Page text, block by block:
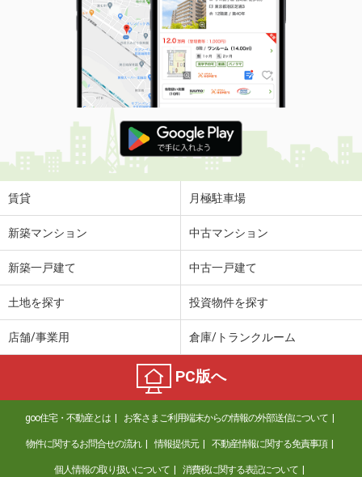
価 格
7.20万円
住 所
青森県八戸市大字長苗代字上碇田
専有面積 74.32m²
間取り
3LDK
青森県八戸市大字新井田字後庵
価 格
5.40万円
住 所
青森県八戸市大字新井田字後庵
専有面積
青森県八戸市沼館１
青森県八戸市根城１
4.60万円
住 所
青森県八戸市根城１
専有面積 26.08m²
間取り
1K
青森県八戸市大字湊町字下条
賃貸 月極駐車場
新築マンション 中古マンション
新築一戸建て 中古一戸建て
土地を探す 投資物件を探す
店舗/事業用 倉庫/トランクルーム
PC版へ
goo住宅・不動産とは お客さまご利用端末からの情報の外部送信について
物件に関するお問合せの流れ 情報提供元 不動産情報に関する免責事項
個人情報の取り扱いについて 消費税に関する表記について